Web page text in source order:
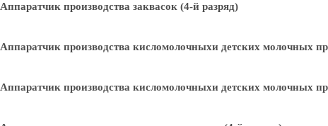
Аппаратчик производства заквасок (4-й разряд)
Аппаратчик производства кисломолочныхи детских молочных
Аппаратчик производства кисломолочныхи детских молочных